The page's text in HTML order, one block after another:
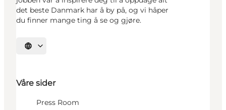
det beste Danmark har å by på, og vi håper
du finner mange ting å se og gjøre.
Velg språk
Våre sider
Press Room